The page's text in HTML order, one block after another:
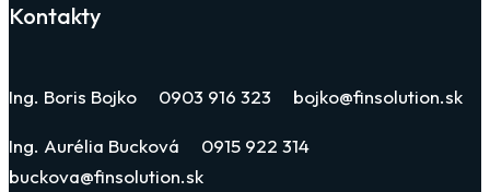
Kontakty
Ing. Boris Bojko 0903 916 323 bojko@finsolution.sk
Ing. Aurélia Bucková 0915 922 314
buckova@finsolution.sk